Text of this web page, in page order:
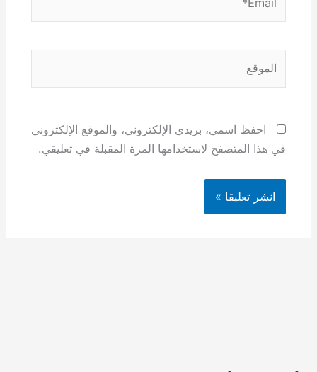
احفظ اسمي، بريدي الإلكتروني، والموقع الإلكتروني
في هذا المتصفح لاستخدامها المرة المقبلة في تعليقي.